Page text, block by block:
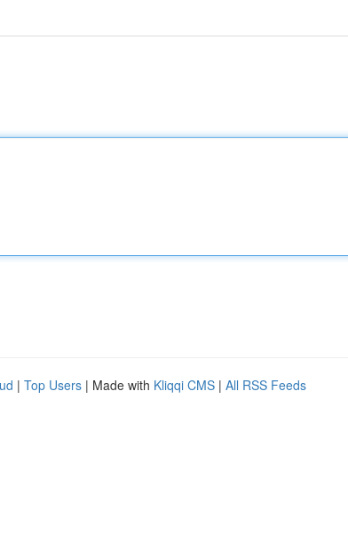
| Top Users | Made with Kliqqi CMS | All RSS Feeds